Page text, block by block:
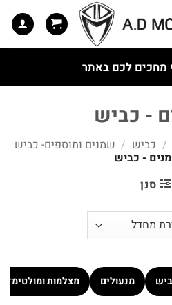
מחכים לכם באתר
- כביש
/ כביש / שמנים ותוספים- כביש
- כביש
סנן
מנעולים מצלמות